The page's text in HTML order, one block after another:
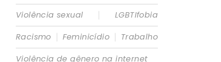
Violência sexual
|
LGBTIfobia
Racismo | Feminicídio | Trabalho
Violência de gênero na internet